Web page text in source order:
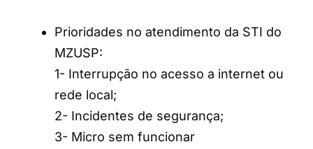
Prioridades no atendimento da STI do
MZUSP:
1- Interrupção no acesso a internet ou
rede local;
2- Incidentes de segurança;
3- Micro sem funcionar